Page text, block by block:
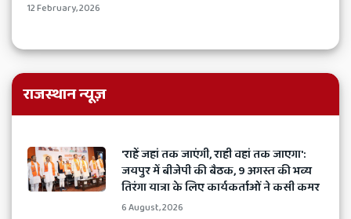
12 February, 2026
राजस्थान न्यूज़
'राहें जहां तक जाएंगी, राही वहां तक जाएगा':
जयपुर में बीजेपी की बैठक, 9 अगस्त की भव्य
तिरंगा यात्रा के लिए कार्यकर्ताओं ने कसी कमर
6 August, 2026